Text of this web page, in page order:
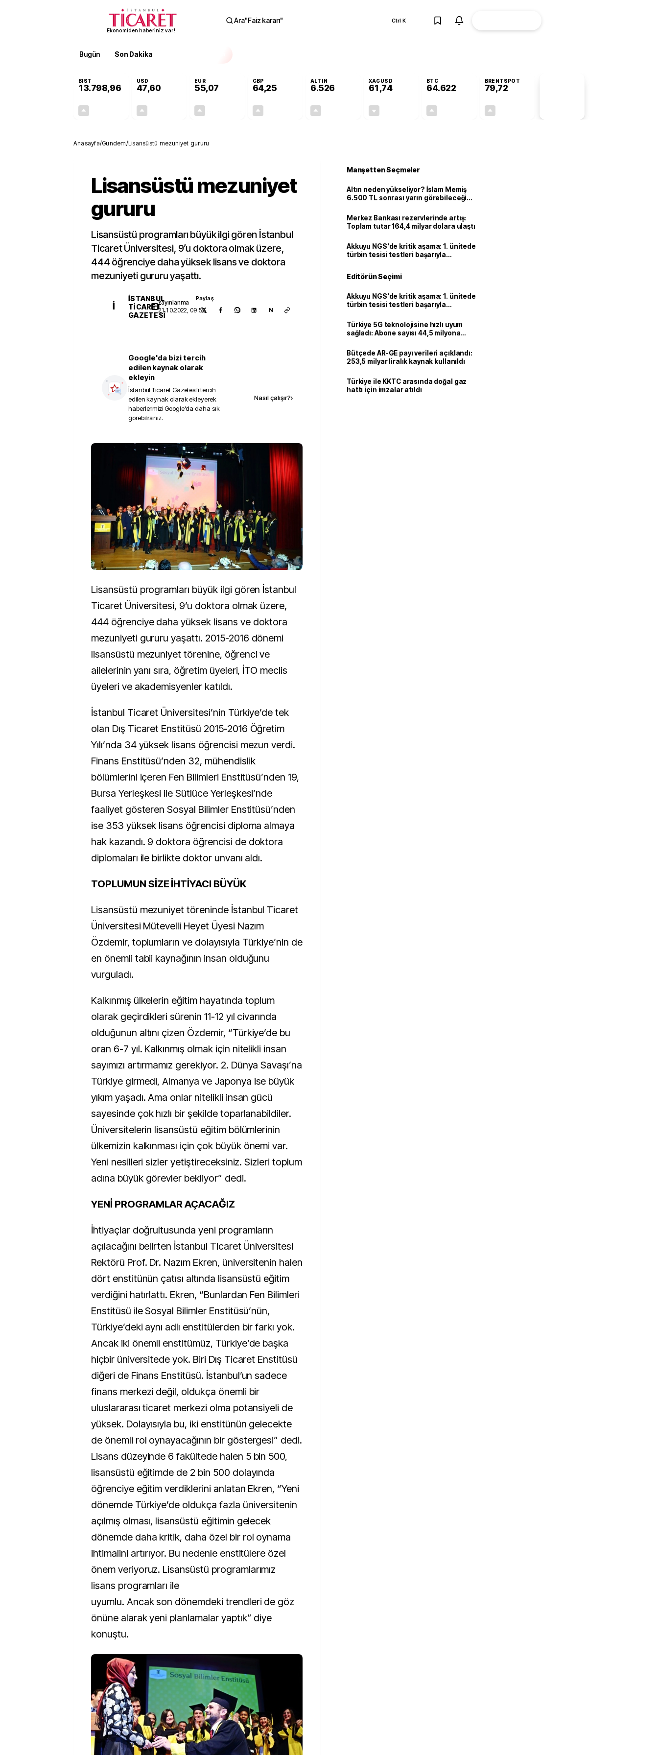
Ekonomiden haberiniz var!
Ara"Faiz kararı" Ctrl K
Bugün Son Dakika
BIST
13.798,96
USD
47,60
EUR
55,07
GBP
64,25
ALTIN
6.526
XAGUSD
61,74
BTC
64.622
BRENTSPOT
79,72
Anasayfa/Gündem/Lisansüstü mezuniyet gururu
Lisansüstü mezuniyet
gururu
Lisansüstü programları büyük ilgi gören İstanbul
Ticaret Üniversitesi, 9’u doktora olmak üzere,
444 öğrenciye daha yüksek lisans ve doktora
mezuniyeti gururu yaşattı.
İ
İSTANBUL
TICARET
GAZETESI
Yayınlanma
21.10.2022, 09:56
Paylaş
N
Google'da bizi tercih
edilen kaynak olarak
ekleyin
İstanbul Ticaret Gazetesi'i tercih
edilen kaynak olarak ekleyerek
haberlerimizi Google'da daha sık
görebilirsiniz.
Nasıl çalışır?›
Lisansüstü programları büyük ilgi gören İstanbul
Ticaret Üniversitesi, 9’u doktora olmak üzere,
444 öğrenciye daha yüksek lisans ve doktora
mezuniyeti gururu yaşattı. 2015-2016 dönemi
lisansüstü mezuniyet törenine, öğrenci ve
ailelerinin yanı sıra, öğretim üyeleri, İTO meclis
üyeleri ve akademisyenler katıldı.
İstanbul Ticaret Üniversitesi’nin Türkiye’de tek
olan Dış Ticaret Enstitüsü 2015-2016 Öğretim
Yılı’nda 34 yüksek lisans öğrencisi mezun verdi.
Finans Enstitüsü’nden 32, mühendislik
bölümlerini içeren Fen Bilimleri Enstitüsü’nden 19,
Bursa Yerleşkesi ile Sütlüce Yerleşkesi’nde
faaliyet gösteren Sosyal Bilimler Enstitüsü’nden
ise 353 yüksek lisans öğrencisi diploma almaya
hak kazandı. 9 doktora öğrencisi de doktora
diplomaları ile birlikte doktor unvanı aldı.
TOPLUMUN SİZE İHTİYACI BÜYÜK
Lisansüstü mezuniyet töreninde İstanbul Ticaret
Üniversitesi Mütevelli Heyet Üyesi Nazım
Özdemir, toplumların ve dolayısıyla Türkiye’nin de
en önemli tabii kaynağının insan olduğunu
vurguladı.
Kalkınmış ülkelerin eğitim hayatında toplum
olarak geçirdikleri sürenin 11-12 yıl civarında
olduğunun altını çizen Özdemir, “Türkiye’de bu
oran 6-7 yıl. Kalkınmış olmak için nitelikli insan
sayımızı artırmamız gerekiyor. 2. Dünya Savaşı’na
Türkiye girmedi, Almanya ve Japonya ise büyük
yıkım yaşadı. Ama onlar nitelikli insan gücü
sayesinde çok hızlı bir şekilde toparlanabildiler.
Üniversitelerin lisansüstü eğitim bölümlerinin
ülkemizin kalkınması için çok büyük önemi var.
Yeni nesilleri sizler yetiştireceksiniz. Sizleri toplum
adına büyük görevler bekliyor” dedi.
YENİ PROGRAMLAR AÇACAĞIZ
İhtiyaçlar doğrultusunda yeni programların
açılacağını belirten İstanbul Ticaret Üniversitesi
Rektörü Prof. Dr. Nazım Ekren, üniversitenin halen
dört enstitünün çatısı altında lisansüstü eğitim
verdiğini hatırlattı. Ekren, “Bunlardan Fen Bilimleri
Enstitüsü ile Sosyal Bilimler Enstitüsü’nün,
Türkiye’deki aynı adlı enstitülerden bir farkı yok.
Ancak iki önemli enstitümüz, Türkiye’de başka
hiçbir üniversitede yok. Biri Dış Ticaret Enstitüsü
diğeri de Finans Enstitüsü. İstanbul’un sadece
finans merkezi değil, oldukça önemli bir
uluslararası ticaret merkezi olma potansiyeli de
yüksek. Dolayısıyla bu, iki enstitünün gelecekte
de önemli rol oynayacağının bir göstergesi” dedi.
Lisans düzeyinde 6 fakültede halen 5 bin 500,
lisansüstü eğitimde de 2 bin 500 dolayında
öğrenciye eğitim verdiklerini anlatan Ekren, “Yeni
dönemde Türkiye’de oldukça fazla üniversitenin
açılmış olması, lisansüstü eğitimin gelecek
dönemde daha kritik, daha özel bir rol oynama
ihtimalini artırıyor. Bu nedenle enstitülere özel
önem veriyoruz. Lisansüstü programlarımız
lisans programları ile
uyumlu. Ancak son dönemdeki trendleri de göz
önüne alarak yeni planlamalar yaptık” diye
konuştu.
Manşetten Seçmeler
Altın neden yükseliyor? İslam Memiş
6.500 TL sonrası yarın görebileceği
Merkez Bankası rezervlerinde artış:
Toplam tutar 164,4 milyar dolara ulaştı
Akkuyu NGS'de kritik aşama: 1. ünitede
türbin tesisi testleri başarıyla
Editörün Seçimi
Akkuyu NGS'de kritik aşama: 1. ünitede
türbin tesisi testleri başarıyla
Türkiye 5G teknolojisine hızlı uyum
sağladı: Abone sayısı 44,5 milyona
Bütçede AR-GE payı verileri açıklandı:
253,5 milyar liralık kaynak kullanıldı
Türkiye ile KKTC arasında doğal gaz
hattı için imzalar atıldı